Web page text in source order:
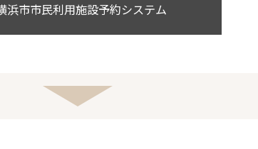
浜市市民利用施設予約システム